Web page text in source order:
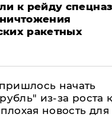
к рейду
ракетных
начать
из-за роста
новость для